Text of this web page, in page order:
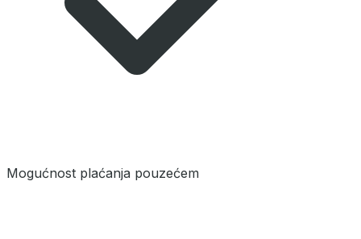
Mogućnost plaćanja pouzećem